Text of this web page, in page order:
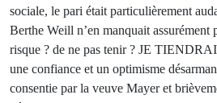
sociale, le pari était particulièrement
Berthe Weill n’en manquait assurément
risque ? de ne pas tenir ? JE
une confiance et un optimisme
consentie par la veuve Mayer et